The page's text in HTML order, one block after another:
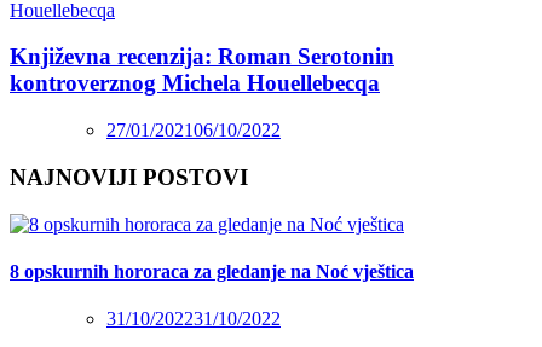
Književna recenzija: Roman Serotonin
kontroverznog Michela Houellebecqa
27/01/202106/10/2022
NAJNOVIJI POSTOVI
8 opskurnih hororaca za gledanje na Noć vještica
31/10/202231/10/2022